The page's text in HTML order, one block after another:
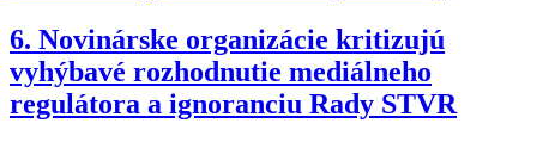
6. Novinárske organizácie kritizujú
vyhýbavé rozhodnutie mediálneho
regulátora a ignoranciu Rady STVR